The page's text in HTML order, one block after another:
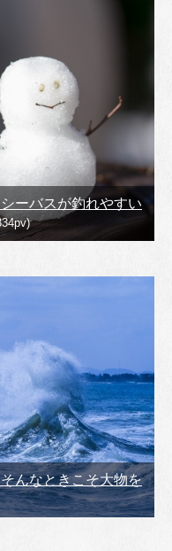
ーバスが釣れやすい
んなときこそ大物を